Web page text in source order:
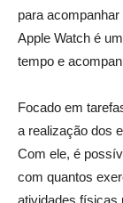
para
Apple Watch é
tempo e
Focado em
a realização dos
Com ele, é
com quantos
atividades físicas